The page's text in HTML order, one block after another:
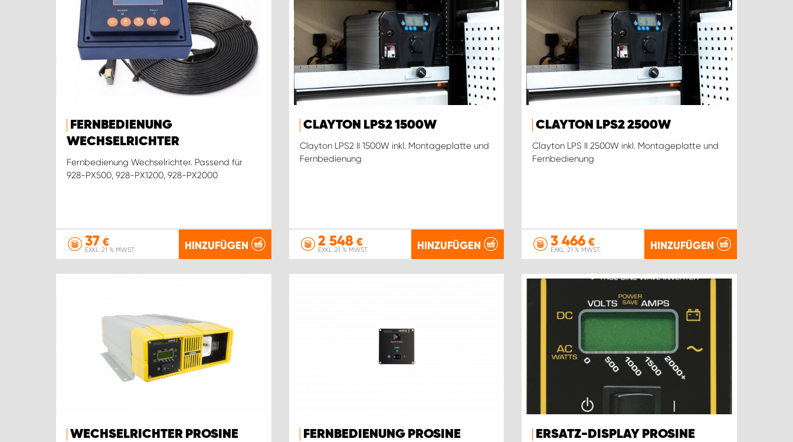
FERNBEDIENUNG
WECHSELRICHTER
Fernbedienung Wechselrichter. Passend für
928-PX500, 928-PX1200, 928-PX2000
37 €
EXKL. 21 % MWST. HINZUFÜGEN
CLAYTON LPS2 1500W
Clayton LPS2 II 1500W inkl. Montageplatte und
Fernbedienung
2 548 €
EXKL. 21 % MWST. HINZUFÜGEN
CLAYTON LPS2 2500W
Clayton LPS II 2500W inkl. Montageplatte und
Fernbedienung
3 466 €
EXKL. 21 % MWST. HINZUFÜGEN
WECHSELRICHTER PROSINE
FERNBEDIENUNG PROSINE ERSATZ-DISPLAY PROSINE